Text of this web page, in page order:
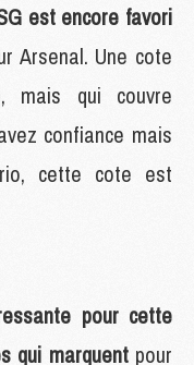
est encore favori
Arsenal. Une cote
mais qui couvre
confiance mais
cette cote est
pour cette
qui marquent pour